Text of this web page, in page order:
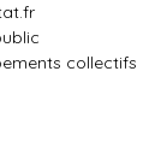
collectifs